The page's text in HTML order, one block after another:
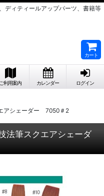
ディティールアップパーツ、書籍等
カート
ご利用案内 カレンダー ログイン
アシェーダー 7050＃2
法筆スクエアシェーダ